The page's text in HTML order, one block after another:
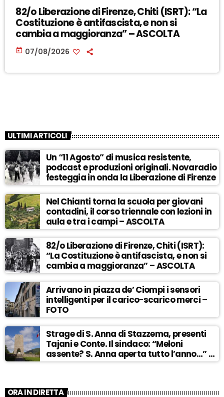
82/o Liberazione di Firenze, Chiti (ISRT): “La
Costituzione è antifascista, e non si
cambia a maggioranza” – ASCOLTA
today 07/08/2026
ULTIMI ARTICOLI
Un “11 Agosto” di musica resistente,
podcast e produzioni originali. Novaradio
festeggia in onda la Liberazione di Firenze
Nel Chianti torna la scuola per giovani
contadini, il corso triennale con lezioni in
aula e tra i campi – ASCOLTA
82/o Liberazione di Firenze, Chiti (ISRT):
“La Costituzione è antifascista, e non si
cambia a maggioranza” – ASCOLTA
Arrivano in piazza de’ Ciompi i sensori
intelligenti per il carico-scarico merci –
FOTO
Strage di S. Anna di Stazzema, presenti
Tajani e Conte. Il sindaco: “Meloni
assente? S. Anna aperta tutto l’anno…” –
ASCOLTA
ORA IN DIRETTA